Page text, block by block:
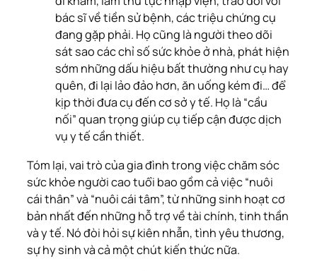
bác sĩ về tiền sử bệnh, các triệu chứng cụ
đang gặp phải. Họ cũng là người theo dõi
sát sao các chỉ số sức khỏe ở nhà, phát hiện
sớm những dấu hiệu bất thường như cụ hay
quên, đi lại lảo đảo hơn, ăn uống kém đi… để
kịp thời đưa cụ đến cơ sở y tế. Họ là “cầu
nối” quan trọng giúp cụ tiếp cận được dịch
vụ y tế cần thiết.
Tóm lại, vai trò của gia đình trong việc chăm sóc
sức khỏe người cao tuổi bao gồm cả việc “nuôi
cái thân” và “nuôi cái tâm”, từ những sinh hoạt cơ
bản nhất đến những hỗ trợ về tài chính, tinh thần
và y tế. Nó đòi hỏi sự kiên nhẫn, tình yêu thương,
sự hy sinh và cả một chút kiến thức nữa.